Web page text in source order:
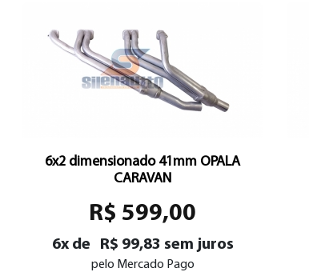
6x2 dimensionado 41mm OPALA
CARAVAN
R$ 599,00
6x de R$ 99,83 sem juros
pelo Mercado Pago